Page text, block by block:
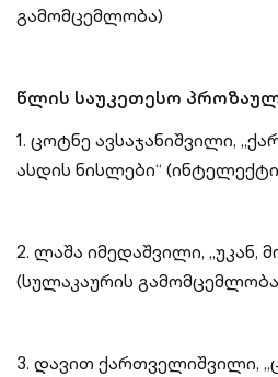
გამომცემლობა)
წლის საუკეთესო
1. ცოტნე ავსაჯანიშვილი,
ასდის ნისლები“
2. ლაშა იმედაშვილი, „უკან,
(სულაკაურის
3. დავით ქართველიშვილი,